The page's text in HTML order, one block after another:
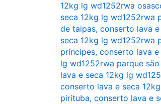
12kg lg wd1252rwa
seca 12kg lg wd1252rwa
de taipas, conserto lava
seca 12kg lg wd1252rwa
príncipes, conserto lava e
lg wd1252rwa parque
lava e seca 12kg lg
conserto lava e seca
pirituba, conserto lava e